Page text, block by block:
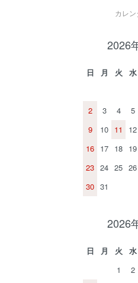
カレン
2026
日 月 火 水
2
3 4 5
9
10 11 12
16 17 18 19
23 24 25 26
30 31
2026
日 月 火 水
1
2